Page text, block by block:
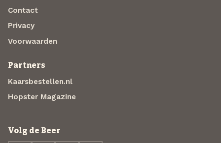
Contact
Privacy
Voorwaarden
Partners
Kaarsbestellen.nl
Hopster Magazine
Volg de Beer